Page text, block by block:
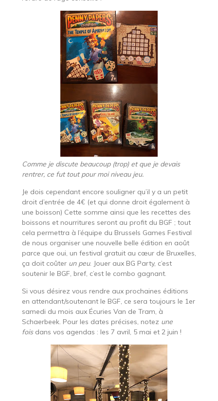
Comme je discute beaucoup (trop) et que je devais
rentrer, ce fut tout pour moi niveau jeu.
Je dois cependant encore souligner qu’il y a un petit
droit d’entrée de 4€ (et qui donne droit également à
une boisson) Cette somme ainsi que les recettes des
boissons et nourritures seront au profit du BGF ; tout
cela permettra à l’équipe du Brussels Games Festival
de nous organiser une nouvelle belle édition en août
parce que oui, un festival gratuit au cœur de Bruxelles,
ça doit coûter un peu. Jouer aux BG Party, c’est
soutenir le BGF, bref, c’est le combo gagnant.
Si vous désirez vous rendre aux prochaines éditions
en attendant/soutenant le BGF, ce sera toujours le 1er
samedi du mois aux Écuries Van de Tram, à
Schaerbeek. Pour les dates précises, notez une
foisdans vos agendas : les 7 avril, 5 mai et 2 juin !